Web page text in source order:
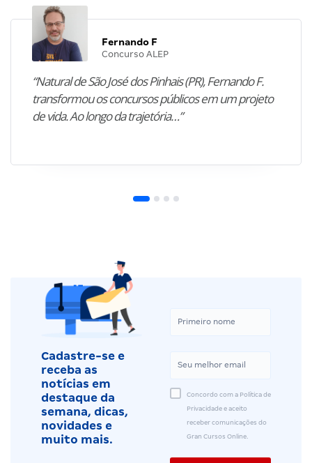
Fernando F
Concurso ALEP
“Natural de São José dos Pinhais (PR), Fernando F.
transformou os concursos públicos em um projeto
de vida. Ao longo da trajetória…”
Cadastre-se e
receba as
notícias em
destaque da
semana, dicas,
novidades e
muito mais.
Concordo com a Política de
Privacidade e aceito
receber comunicações do
Gran Cursos Online.